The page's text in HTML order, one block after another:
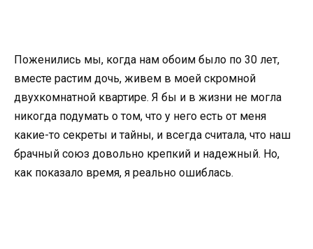
Поженились мы, когда нам обоим было по 30 лет,
вместе растим дочь, живем в моей скромной
двухкомнатной квартире. Я бы и в жизни не могла
никогда подумать о том, что у него есть от меня
какие-то секреты и тайны, и всегда считала, что наш
брачный союз довольно крепкий и надежный. Но,
как показало время, я реально ошиблась.